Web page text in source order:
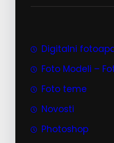
a Digitalni
Foto Modeli –
Foto teme
Novosti
Photoshop